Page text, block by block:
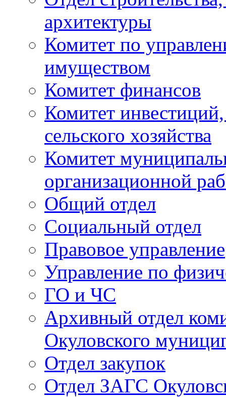
архитектуры
Комитет по
имуществом
Комитет финансов
Комитет
сельского хозяйства
Комитет
организационной
Общий отдел
Социальный отдел
Правовое управление
Управление по
ГО и ЧС
Архивный отдел
Окуловского
Отдел закупок
Отдел ЗАГС